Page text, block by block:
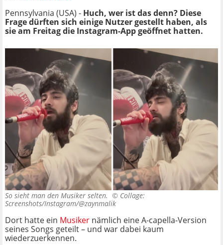
Pennsylvania (USA) - Huch, wer ist das denn? Diese
Frage dürften sich einige Nutzer gestellt haben, als
sie am Freitag die Instagram-App geöffnet hatten.
So sieht man den Musiker selten. © Collage:
Screenshots/Instagram/@zaynmalik
Dort hatte ein Musiker nämlich eine A-capella-Version
seines Songs geteilt – und war dabei kaum
wiederzuerkennen.